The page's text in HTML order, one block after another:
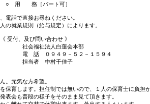
ート可］
直接お尋ねください。
則（給与規定）によります。
い合わせ 》
白蓮会本部
－５２－１５９４
村千佳子
元気な方希望。
します。担任制では無いので、１人の保育士に負担が
も普段の様子をそのまま見て頂きます。